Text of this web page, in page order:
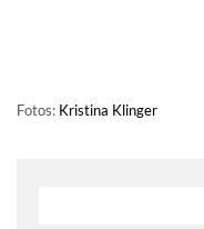
Fotos: Kristina Klinger